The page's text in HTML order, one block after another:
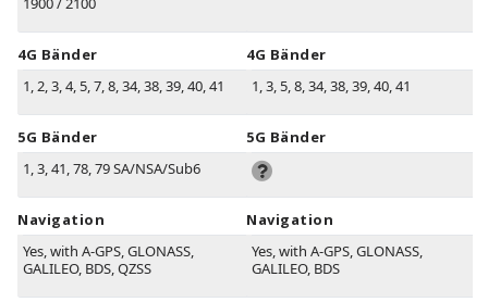
4G Bänder
1, 2, 3, 4, 5, 7, 8, 34, 38, 39, 40, 41
5G Bänder
1, 3, 41, 78, 79 SA/NSA/Sub6
Navigation
Yes, with A-GPS, GLONASS,
GALILEO, BDS, QZSS
4G Bänder
1, 3, 5, 8, 34, 38, 39, 40, 41
5G Bänder
Navigation
Yes, with A-GPS, GLONASS,
GALILEO, BDS